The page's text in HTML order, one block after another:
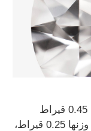
من بينها ماسة مركزية بقطع بريانت يبلغ وزنها 0.25 قيراط،